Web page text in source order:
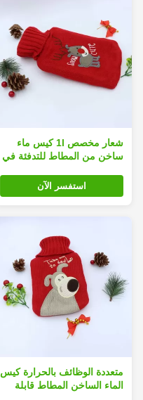
شعار مخصص 1l كيس ماء
ساخن من المطاط للتدفئة في
استفسر الآن
متعددة الوظائف بالحرارة كيس
الماء الساخن المطاط قابلة